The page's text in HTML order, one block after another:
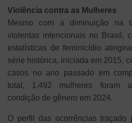
Violência contra as Mulheres
Mesmo com a diminuição na
violentas intencionais no Brasil,
estatísticas de feminicídio
série histórica, iniciada em 2015,
casos no ano passado em
total, 1.492 mulheres foram
condição de gênero em 2024.
O perfil das ocorrências traçado